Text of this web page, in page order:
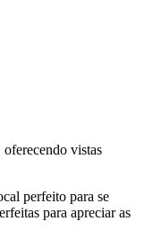
vistas
perfeito para se
para apreciar as